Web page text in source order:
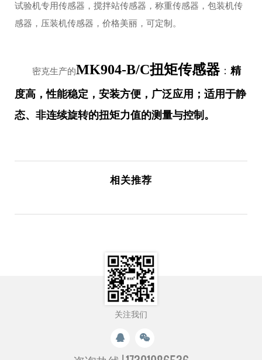
试验机专用传感器，搅拌站传感器，称重传感器，包装机传
感器，压装机传感器，价格美丽，可定制。
密克生产的MK904-B/C扭矩传感器： 精
度高，性能稳定，安装方便，广泛应用；适用于静
态、非连续旋转的扭矩力值的测量与控制。
相关推荐
关注我们